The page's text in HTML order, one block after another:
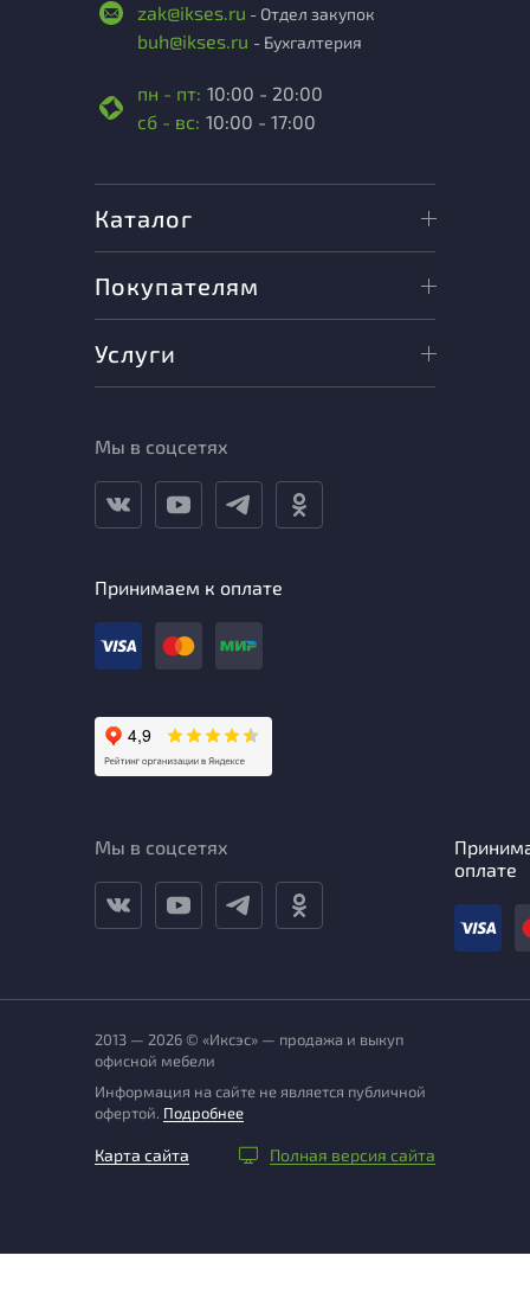
zak@ikses.ru - Отдел закупок
buh@ikses.ru - Бухгалтерия
пн - пт: 10:00 - 20:00
сб - вс: 10:00 - 17:00
Каталог
Покупателям
Услуги
Мы в соцсетях
Принимаем к оплате
Мы в соцсетях
оплате
2013 — 2026 © «Иксэс» — продажа и выкуп
офисной мебели
Информация на сайте не является публичной
офертой. Подробнее
Карта сайта Полная версия сайта